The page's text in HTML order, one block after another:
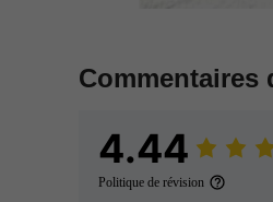
Commentaires
4.44
Politique de révision